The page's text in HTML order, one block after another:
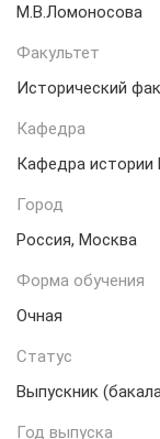
М.В.Ломоносова
Факультет
Исторический
Кафедра
Кафедра истории
Город
Россия, Москва
Форма обучения
Очная
Статус
Выпускник
Год выпуска